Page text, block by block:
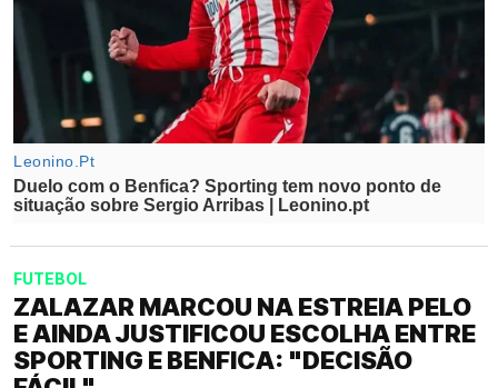
FUTEBOL
ZALAZAR MARCOU NA ESTREIA PELO
E AINDA JUSTIFICOU ESCOLHA ENTRE
SPORTING E BENFICA: "DECISÃO